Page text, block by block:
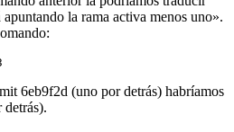
la rama activa menos uno».
6eb9f2d (uno por detrás) habríamos
detrás).